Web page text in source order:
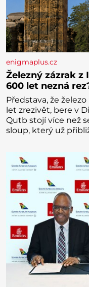
enigmaplus.cz
Železný zázrak z
600 let nezná
Představa, že
let zrezivět, bere v
Qutb stojí více než
sloup, který už